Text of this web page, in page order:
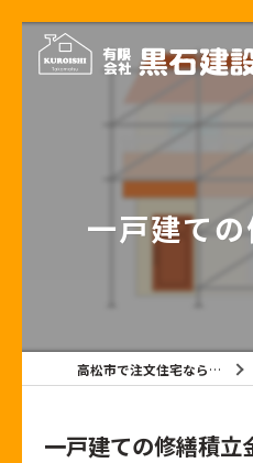
一戸建て
高松市で注文住宅なら有限会社黒石建設
一戸建ての修繕積立